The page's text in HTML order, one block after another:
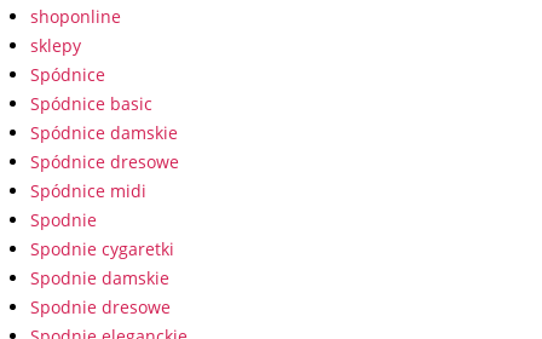
shoponline
sklepy
Spódnice
Spódnice basic
Spódnice damskie
Spódnice dresowe
Spódnice midi
Spodnie
Spodnie cygaretki
Spodnie damskie
Spodnie dresowe